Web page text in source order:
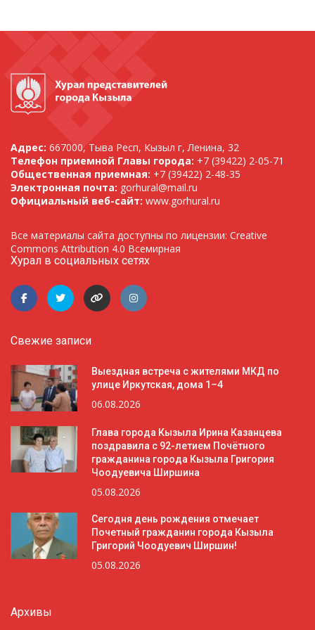
Адрес: 667000, Тыва Респ, Кызыл г, Ленина, 32
Телефон приемной Главы города: +7 (39422) 2-05-71
Общественная приемная: +7 (39422) 2-48-35
Электронная почта: gorhural@mail.ru
Официальный веб-сайт: www.gorhural.ru
Все материалы сайта доступны по лицензии: Creative
Commons Attribution 4.0 Всемирная
Хурал в социальных сетях
Свежие записи
Выездная встреча с жителями МКД по
улице Иркутская, дома 1–4
06.08.2026
Глава города Кызыла Ирина Казанцева
поздравила с 92-летием Почётного
гражданина города Кызыла Григория
Чоодуевича Ширшина
05.08.2026
Сегодня день рождения отмечает
Почетный гражданин города Кызыла
Григорий Чоодуевич Ширшин!
05.08.2026
Архивы